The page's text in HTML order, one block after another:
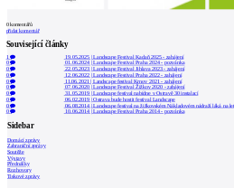
0komentářů
přidat komentář
Související články
1 19.05.2025 |Landscape Festival Kadaň 2025 - zahájení
0 01.06.2024 |Landscape Festival Praha 2024 - pozvánka
0 22.05.2023 |Landscape Festival Jihlava 2023 - zahájení
0 12.06.2022 |Landscape Festival Praha 2022 - zahájení
0 11.06.2021 | Landscape festival Krnov 2021 - zahájení
0 07.06.2020 |Landscape Festival Žižkov 2020 - zahájení
0 31.05.2019 |Landscape festival nabídne v Ostravě 30 instalací
0 06.02.2019 |Ostrava bude hostit festival Landscape
0 06.08.2014 |Landscape festival na žižkovském Nákladovém nádraží láká na
0 10.06.2014 |Landscape Festival Praha 2014 - pozvánka
Sidebar
Domácí zprávy
Zahraniční zprávy
Soutěže
Výstavy
Přednášky
Rozhovory
Tiskové zprávy